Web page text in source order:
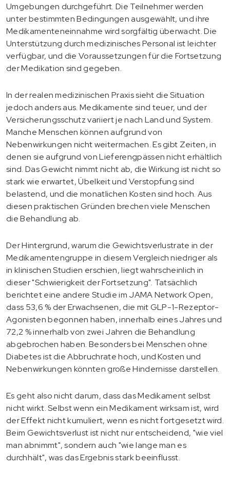
Umgebungen durchgeführt. Die Teilnehmer werden
unter bestimmten Bedingungen ausgewählt, und ihre
Medikamenteneinnahme wird sorgfältig überwacht. Die
Unterstützung durch medizinisches Personal ist leichter
verfügbar, und die Voraussetzungen für die Fortsetzung
der Medikation sind gegeben.
In der realen medizinischen Praxis sieht die Situation
jedoch anders aus. Medikamente sind teuer, und der
Versicherungsschutz variiert je nach Land und System.
Manche Menschen können aufgrund von
Nebenwirkungen nicht weitermachen. Es gibt Zeiten, in
denen sie aufgrund von Lieferengpässen nicht erhältlich
sind. Das Gewicht nimmt nicht ab, die Wirkung ist nicht so
stark wie erwartet, Übelkeit und Verstopfung sind
belastend, und die monatlichen Kosten sind hoch. Aus
diesen praktischen Gründen brechen viele Menschen
die Behandlung ab.
Der Hintergrund, warum die Gewichtsverlustrate in der
Medikamentengruppe in diesem Vergleich niedriger als
in klinischen Studien erschien, liegt wahrscheinlich in
dieser "Schwierigkeit der Fortsetzung". Tatsächlich
berichtet eine andere Studie im JAMA Network Open,
dass 53,6 % der Erwachsenen, die mit GLP-1-Rezeptor-
Agonisten begonnen haben, innerhalb eines Jahres und
72,2 % innerhalb von zwei Jahren die Behandlung
abgebrochen haben. Besonders bei Menschen ohne
Diabetes ist die Abbruchrate hoch, und Kosten und
Nebenwirkungen könnten große Hindernisse darstellen.
Es geht also nicht darum, dass das Medikament selbst
nicht wirkt. Selbst wenn ein Medikament wirksam ist, wird
der Effekt nicht kumuliert, wenn es nicht fortgesetzt wird.
Beim Gewichtsverlust ist nicht nur entscheidend, "wie viel
man abnimmt", sondern auch "wie lange man es
durchhält", was das Ergebnis stark beeinflusst.